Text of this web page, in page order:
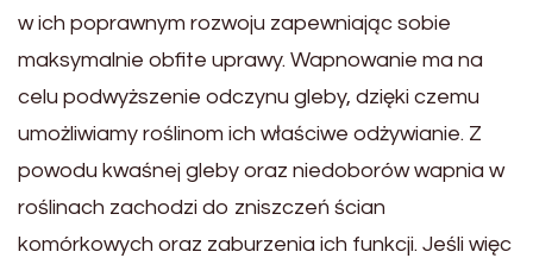
w ich poprawnym rozwoju zapewniając sobie
maksymalnie obfite uprawy. Wapnowanie ma na
celu podwyższenie odczynu gleby, dzięki czemu
umożliwiamy roślinom ich właściwe odżywianie. Z
powodu kwaśnej gleby oraz niedoborów wapnia w
roślinach zachodzi do zniszczeń ścian
komórkowych oraz zaburzenia ich funkcji. Jeśli więc